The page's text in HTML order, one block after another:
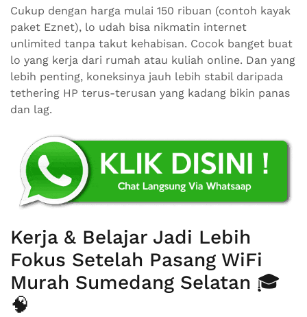
Cukup dengan harga mulai 150 ribuan (contoh kayak
paket Eznet), lo udah bisa nikmatin internet
unlimited tanpa takut kehabisan. Cocok banget buat
lo yang kerja dari rumah atau kuliah online. Dan yang
lebih penting, koneksinya jauh lebih stabil daripada
tethering HP terus-terusan yang kadang bikin panas
dan lag.
Kerja & Belajar Jadi Lebih
Fokus Setelah Pasang WiFi
Murah Sumedang Selatan 🎓
🧠